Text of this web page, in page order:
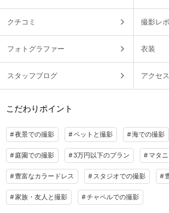
クチコミ 撮影レ
フォトグラファー 衣装
スタッフブログ アクセス
こだわりポイント
夜景での撮影 ペットと撮影 海での撮影
庭園での撮影 3万円以下のプラン マタ
豊富なカラードレス スタジオでの撮影
家族・友人と撮影 チャペルでの撮影